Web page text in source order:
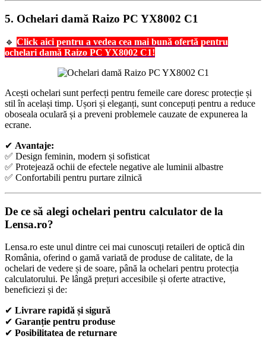
5. Ochelari damă Raizo PC YX8002 C1
🔹 Click aici pentru a vedea cea mai bună ofertă pentru
ochelari damă Raizo PC YX8002 C1!
Acești ochelari sunt perfecți pentru femeile care doresc protecție și
stil în același timp. Ușori și eleganți, sunt concepuți pentru a reduce
oboseala oculară și a preveni problemele cauzate de expunerea la
ecrane.
✔ Avantaje:
✅ Design feminin, modern și sofisticat
✅ Protejează ochii de efectele negative ale luminii albastre
✅ Confortabili pentru purtare zilnică
De ce să alegi ochelari pentru calculator de la
Lensa.ro?
Lensa.ro este unul dintre cei mai cunoscuți retaileri de optică din
România, oferind o gamă variată de produse de calitate, de la
ochelari de vedere și de soare, până la ochelari pentru protecția
calculatorului. Pe lângă prețuri accesibile și oferte atractive,
beneficiezi și de:
✔ Livrare rapidă și sigură
✔ Garanție pentru produse
✔ Posibilitatea de returnare